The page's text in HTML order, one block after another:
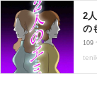
2
の
by